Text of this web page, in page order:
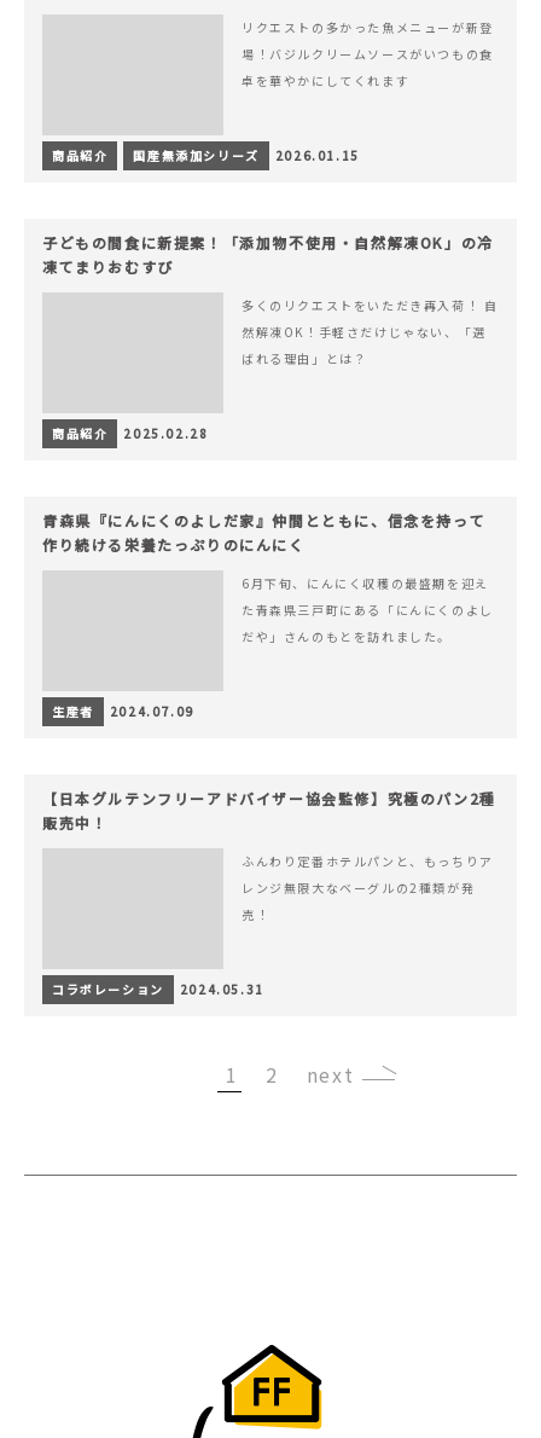
リクエストの多かった魚メニューが新登
場！バジルクリームソースがいつもの食
卓を華やかにしてくれます
商品紹介 国産無添加シリーズ 2026.01.15
子どもの間食に新提案！「添加物不使用・自然解凍OK」の冷
凍てまりおむすび
多くのリクエストをいただき再入荷！ 自
然解凍OK！手軽さだけじゃない、「選
ばれる理由」とは？
商品紹介 2025.02.28
青森県『にんにくのよしだ家』仲間とともに、信念を持って
作り続ける栄養たっぷりのにんにく
6月下旬、にんにく収穫の最盛期を迎え
た青森県三戸町にある「にんにくのよし
だや」さんのもとを訪れました。
生産者 2024.07.09
【日本グルテンフリーアドバイザー協会監修】究極のパン2種
販売中！
ふんわり定番ホテルパンと、もっちりア
レンジ無限大なベーグルの2種類が発
売！
コラボレーション 2024.05.31
1 2 ›